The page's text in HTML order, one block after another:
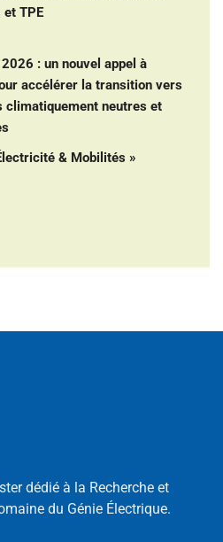
TPE
: un nouvel appel à
accélérer la transition vers
climatiquement neutres et
& Mobilités »
dédié à la Recherche et
du Génie Électrique.